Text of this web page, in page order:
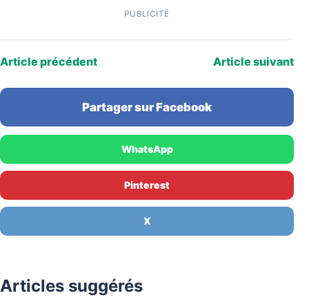
PUBLICITÉ
Article précédent Article suivant
Partager sur Facebook
WhatsApp
Pinterest
X
Articles suggérés